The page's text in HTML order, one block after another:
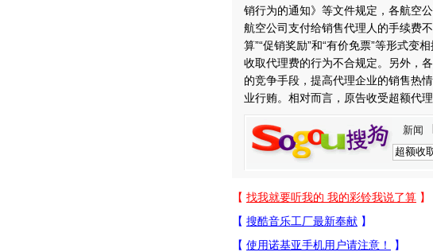
销行为的通知》等文件规定，各航空
航空公司支付给销售代理人的手续费
算”“促销奖励”和“有价免票”等形式变
收取代理费的行为不合规定。另外，
的竞争手段，提高代理企业的销售热
业行贿。相对而言，原告收受超额代
新闻